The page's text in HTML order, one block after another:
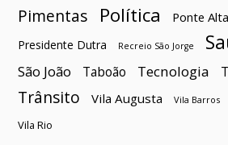
Pimentas Política Ponte Alta
Presidente Dutra Recreio São Jorge
São João Taboão Tecnologia
Trânsito Vila Augusta Vila Barros
Vila Rio